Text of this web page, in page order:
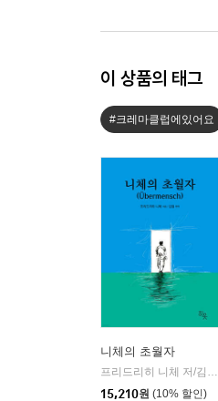
이 상품의 태그
#크레마클럽에있어요
니체의 초월자
프리드리히 니체 저/김철 편역
15,210원 (10% 할인)